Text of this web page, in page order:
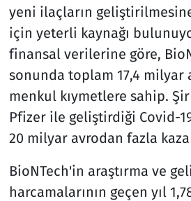
yeni ilaçların
için yeterli kaynağı
finansal verilerine göre,
sonunda toplam 17,4 milyar
menkul kıymetlere sahip.
Pfizer ile geliştirdiği Covid-19
20 milyar avrodan fazla
BioNTech'in araştırma ve
harcamalarının geçen yıl